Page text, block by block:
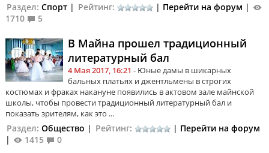
Раздел: Спорт | Рейтинг: | Перейти на форум |
1710
5
В Майна прошел традиционный
литературный бал
4 Мая 2017, 16:21 - Юные дамы в шикарных
бальных платьях и джентльмены в строгих
костюмах и фраках накануне появились в актовом зале майнской
школы, чтобы провести традиционный литературный бал и
показать зрителям, как это ...
Раздел: Общество | Рейтинг: | Перейти на форум
|
1415 0